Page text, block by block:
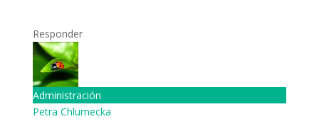
Responder
Administración
Petra Chlumecka